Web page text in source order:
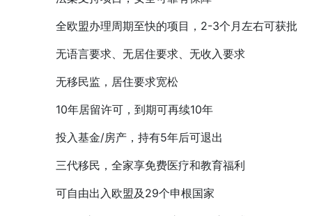
全欧盟办理周期至快的项目，2-3个月左右可获批
无语言要求、无居住要求、无收入要求
无移民监，居住要求宽松
10年居留许可，到期可再续10年
投入基金/房产，持有5年后可退出
三代移民，全家享免费医疗和教育福利
可自由出入欧盟及29个申根国家